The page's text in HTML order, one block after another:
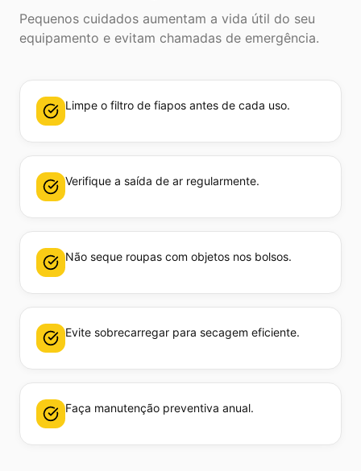
Pequenos cuidados aumentam a vida útil do seu
equipamento e evitam chamadas de emergência.
Limpe o filtro de fiapos antes de cada uso.
Verifique a saída de ar regularmente.
Não seque roupas com objetos nos bolsos.
Evite sobrecarregar para secagem eficiente.
Faça manutenção preventiva anual.